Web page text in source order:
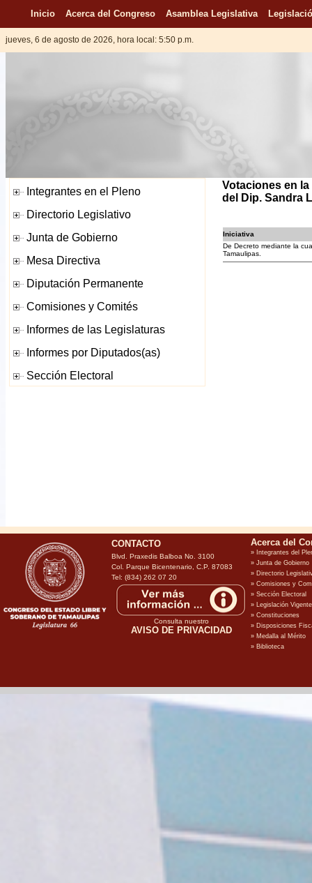
Inicio Acerca del Congreso Asamblea Legislativa
jueves, 6 de agosto de 2026, hora local: 5:50 p.m.
Votaciones en
del Dip. Sandra
Iniciativa
De Decreto mediante la
Tamaulipas.
CONTACTO
Blvd. Praxedis Balboa No. 3100
Col. Parque Bicentenario, C.P. 87083
Tel: (834) 262 07 20
Consulta nuestro
AVISO DE PRIVACIDAD